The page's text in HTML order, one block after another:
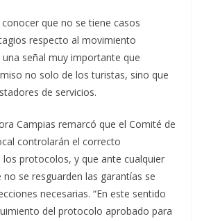
que no se tiene casos
respecto al movimiento
señal muy importante que
no solo de los turistas, sino que
de servicios.
Campias remarcó que el Comité de
controlarán el correcto
protocolos, y que ante cualquier
se resguarden las garantías se
necesarias. “En este sentido
del protocolo aprobado para